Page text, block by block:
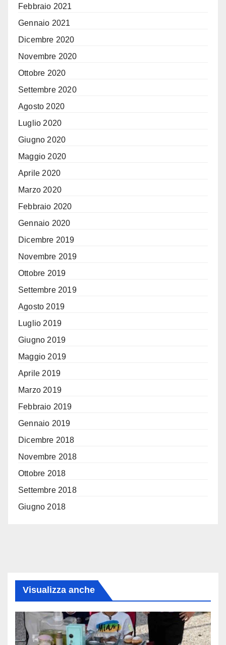
Febbraio 2021
Gennaio 2021
Dicembre 2020
Novembre 2020
Ottobre 2020
Settembre 2020
Agosto 2020
Luglio 2020
Giugno 2020
Maggio 2020
Aprile 2020
Marzo 2020
Febbraio 2020
Gennaio 2020
Dicembre 2019
Novembre 2019
Ottobre 2019
Settembre 2019
Agosto 2019
Luglio 2019
Giugno 2019
Maggio 2019
Aprile 2019
Marzo 2019
Febbraio 2019
Gennaio 2019
Dicembre 2018
Novembre 2018
Ottobre 2018
Settembre 2018
Giugno 2018
Visualizza anche